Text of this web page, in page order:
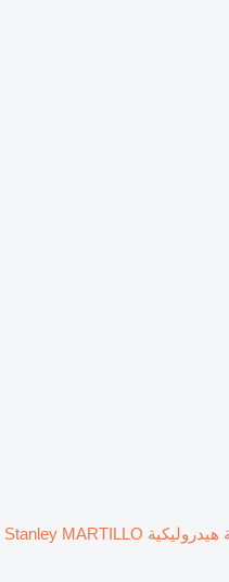
مطرقة هيدروليكية Stanley MARTILLO